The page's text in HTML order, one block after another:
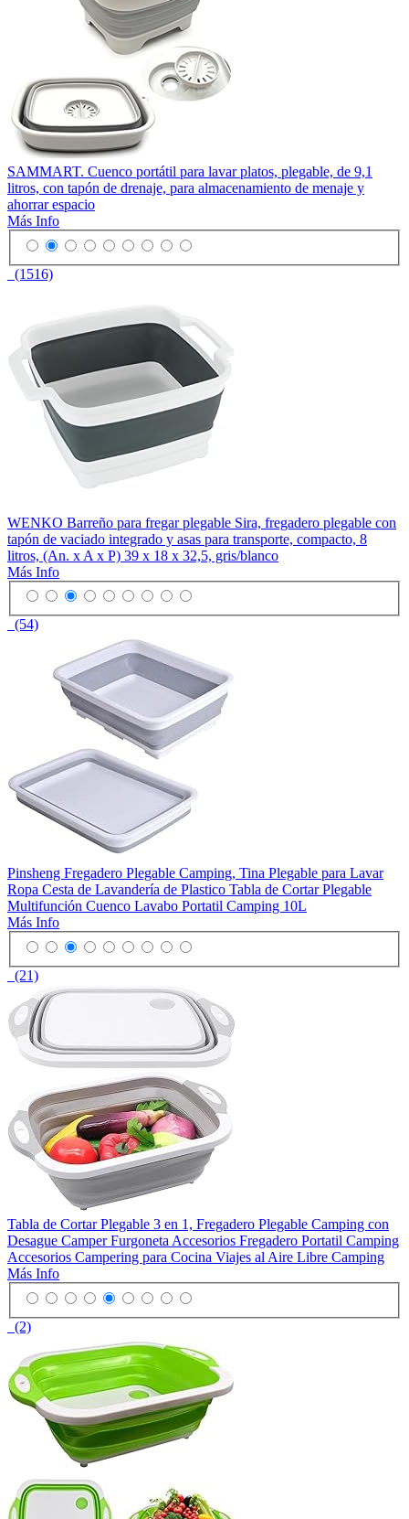
SAMMART. Cuenco portátil para lavar platos, plegable, de 9,1
litros, con tapón de drenaje, para almacenamiento de menaje y
ahorrar espacio
Más Info
(1516)
WENKO Barreño para fregar plegable Sira, fregadero plegable con
tapón de vaciado integrado y asas para transporte, compacto, 8
litros, (An. x A x P) 39 x 18 x 32,5, gris/blanco
Más Info
(54)
Pinsheng Fregadero Plegable Camping, Tina Plegable para Lavar
Ropa Cesta de Lavandería de Plastico Tabla de Cortar Plegable
Multifunción Cuenco Lavabo Portatil Camping 10L
Más Info
(21)
Tabla de Cortar Plegable 3 en 1, Fregadero Plegable Camping con
Desague Camper Furgoneta Accesorios Fregadero Portatil Camping
Accesorios Campering para Cocina Viajes al Aire Libre Camping
Más Info
(2)